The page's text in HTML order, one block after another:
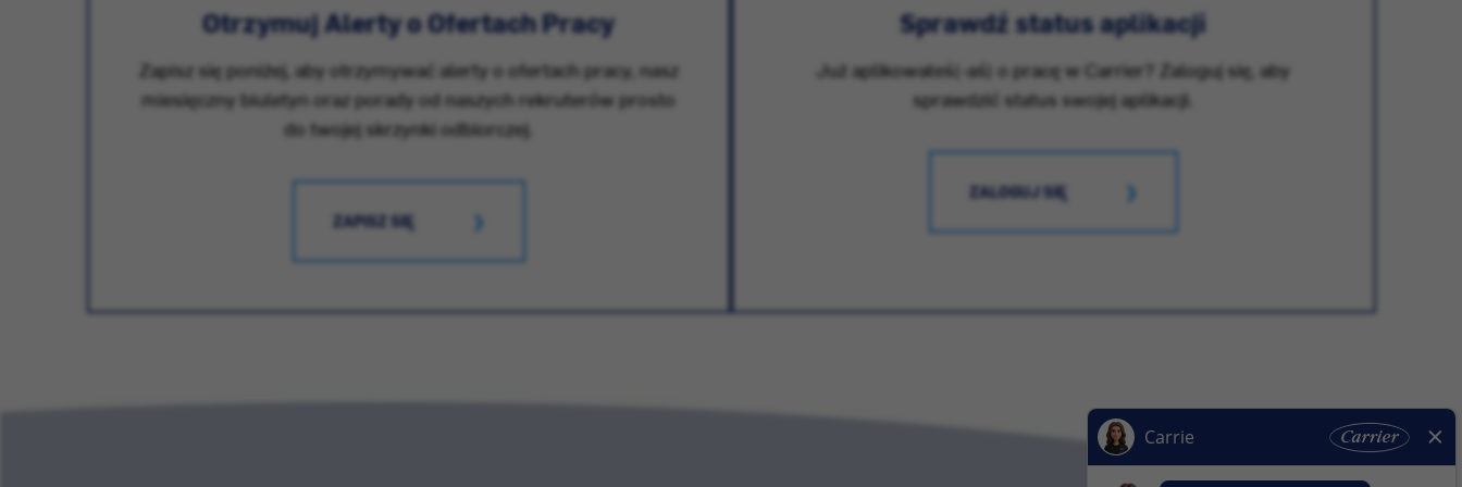
Otrzymuj Alerty o Ofertach Pracy
Zapisz się poniżej, aby otrzymywać alerty o ofertach pracy, nasz
miesięczny biuletyn oraz porady od naszych rekruterów prosto
do twojej skrzynki odbiorczej.
ZAPISZ SIĘ
Sprawdź status aplikacji
Już aplikowałeś(-aś) o pracę w Carrier? Zaloguj się, aby
sprawdzić status swojej aplikacji.
ZALOGUJ SIĘ